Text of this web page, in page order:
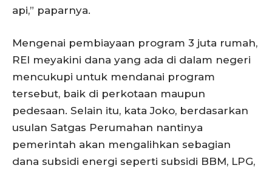
api,” paparnya.
Mengenai pembiayaan program 3 juta rumah,
REI meyakini dana yang ada di dalam negeri
mencukupi untuk mendanai program
tersebut, baik di perkotaan maupun
pedesaan. Selain itu, kata Joko, berdasarkan
usulan Satgas Perumahan nantinya
pemerintah akan mengalihkan sebagian
dana subsidi energi seperti subsidi BBM, LPG,